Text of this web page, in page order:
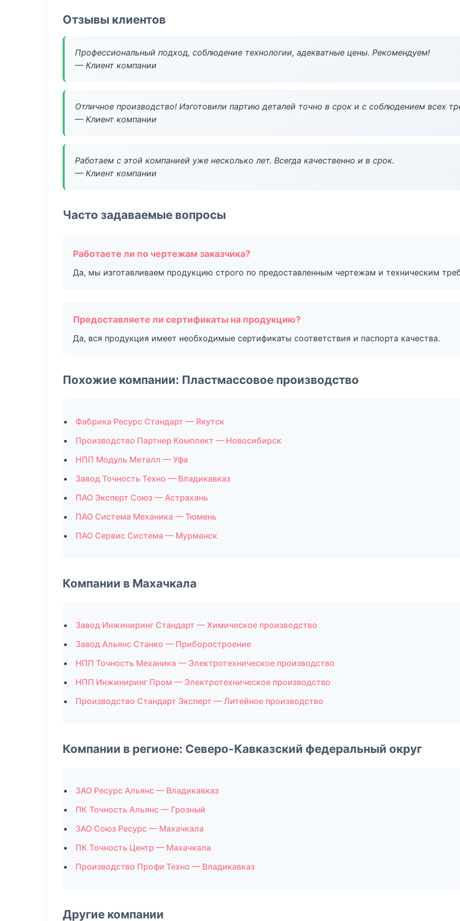
Отзывы клиентов
Профессиональный подход, соблюдение технологии, адекватные цены. Рекомендуем!
— Клиент компании
Отличное производство! Изготовили партию деталей точно в срок и с соблюдением всех
— Клиент компании
Работаем с этой компанией уже несколько лет. Всегда качественно и в срок.
— Клиент компании
Часто задаваемые вопросы
Работаете ли по чертежам заказчика?
Да, мы изготавливаем продукцию строго по предоставленным чертежам и техническим
Предоставляете ли сертификаты на продукцию?
Да, вся продукция имеет необходимые сертификаты соответствия и паспорта качества.
Похожие компании: Пластмассовое производство
Фабрика Ресурс Стандарт — Якутск
Производство Партнер Комплект — Новосибирск
НПП Модуль Металл — Уфа
Завод Точность Техно — Владикавказ
ПАО Эксперт Союз — Астрахань
ПАО Система Механика — Тюмень
ПАО Сервис Система — Мурманск
Компании в Махачкала
Завод Инжиниринг Стандарт — Химическое производство
Завод Альянс Станко — Приборостроение
НПП Точность Механика — Электротехническое производство
НПП Инжиниринг Пром — Электротехническое производство
Производство Стандарт Эксперт — Литейное производство
Компании в регионе: Северо-Кавказский федеральный округ
ЗАО Ресурс Альянс — Владикавказ
ПК Точность Альянс — Грозный
ЗАО Союз Ресурс — Махачкала
ПК Точность Центр — Махачкала
Производство Профи Техно — Владикавказ
Другие компании